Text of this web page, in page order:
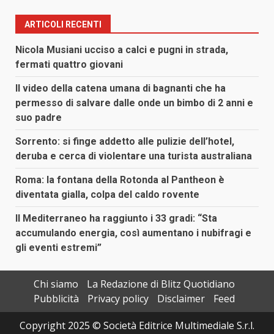
ARTICOLI RECENTI
Nicola Musiani ucciso a calci e pugni in strada,
fermati quattro giovani
Il video della catena umana di bagnanti che ha
permesso di salvare dalle onde un bimbo di 2 anni e
suo padre
Sorrento: si finge addetto alle pulizie dell’hotel,
deruba e cerca di violentare una turista australiana
Roma: la fontana della Rotonda al Pantheon è
diventata gialla, colpa del caldo rovente
Il Mediterraneo ha raggiunto i 33 gradi: “Sta
accumulando energia, così aumentano i nubifragi e
gli eventi estremi”
Chi siamo
La Redazione di Blitz Quotidiano
Pubblicità
Privacy policy Disclaimer
Feed
Copyright 2025 © Società Editrice Multimediale S.r.l.